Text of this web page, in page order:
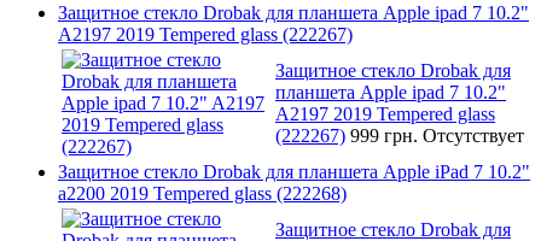
Защитное стекло Drobak для планшета Apple ipad 7 10.2"
A2197 2019 Tempered glass (222267)
Защитное стекло Drobak для
планшета Apple ipad 7 10.2"
A2197 2019 Tempered glass
(222267) 999 грн. Отсутствует
Защитное стекло Drobak для планшета Apple iPad 7 10.2"
a2200 2019 Tempered glass (222268)
Защитное стекло Drobak для